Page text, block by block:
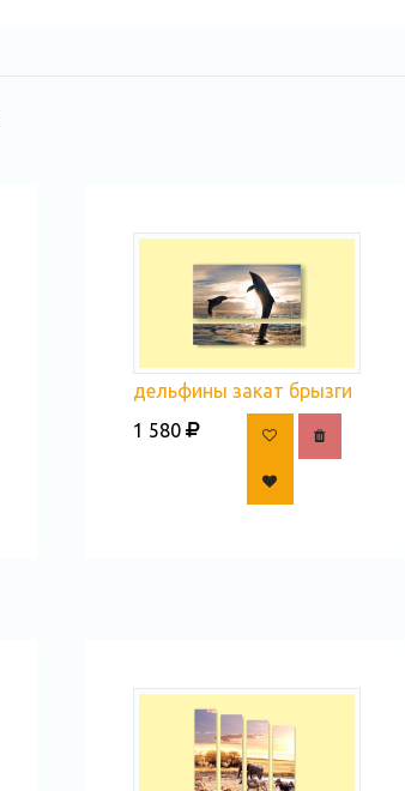
дельфины закат брызги
1 580